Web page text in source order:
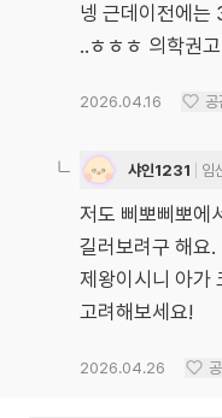
넹 근데이전에는
..ㅎㅎㅎ 의학권
2026.04.16
샤인1231 임
저도 삐뽀삐뽀에
길러보려구 해요.
제왕이시니 아가
고려해보세요!
2026.04.26